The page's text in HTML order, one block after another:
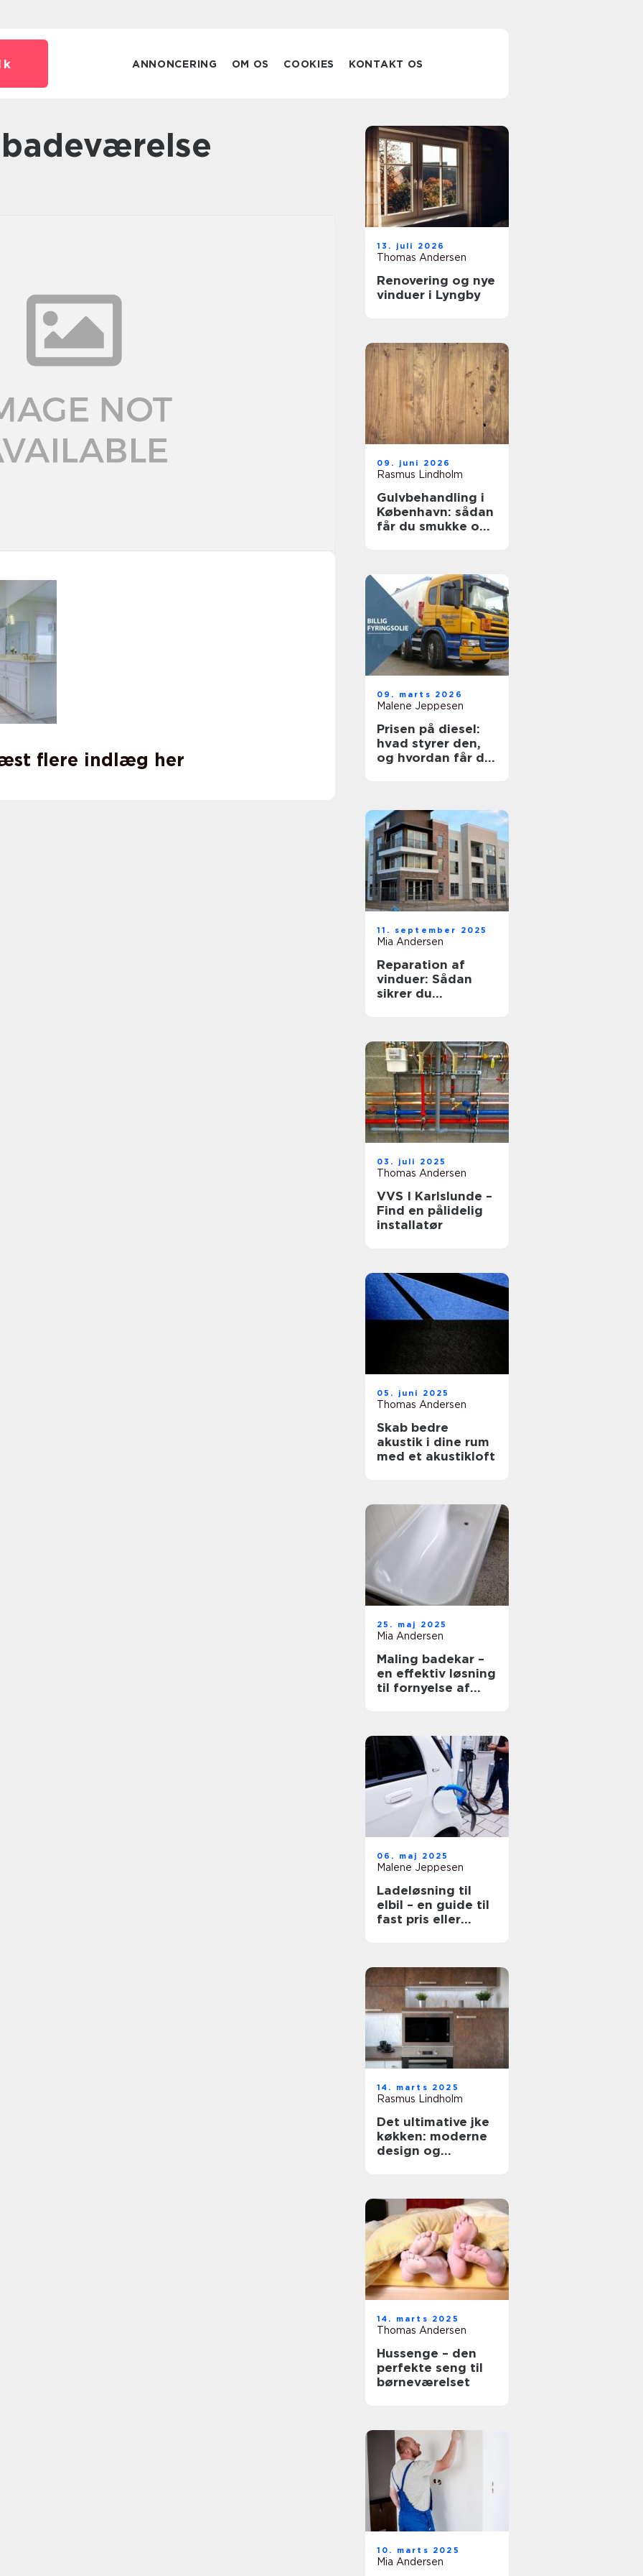
ANNONCERING OM OS COOKIES KONTAKT OS
badeværelse
flere indlæg her
13. juli 2026
Thomas Andersen
Renovering og nye
vinduer i Lyngby
09. juni 2026
Rasmus Lindholm
Gulvbehandling i
København: sådan
får du smukke og
09. marts 2026
Malene Jeppesen
Prisen på diesel:
hvad styrer den,
og hvordan får du
11. september 2025
Mia Andersen
Reparation af
vinduer: Sådan
sikrer du
03. juli 2025
Thomas Andersen
VVS I Karlslunde –
Find en pålidelig
installatør
05. juni 2025
Thomas Andersen
Skab bedre
akustik i dine rum
med et akustikloft
25. maj 2025
Mia Andersen
Maling badekar –
en effektiv løsning
til fornyelse af
06. maj 2025
Malene Jeppesen
Ladeløsning til
elbil – en guide til
fast pris eller
14. marts 2025
Rasmus Lindholm
Det ultimative jke
køkken: moderne
design og
14. marts 2025
Thomas Andersen
Hussenge – den
perfekte seng til
børneværelset
10. marts 2025
Mia Andersen